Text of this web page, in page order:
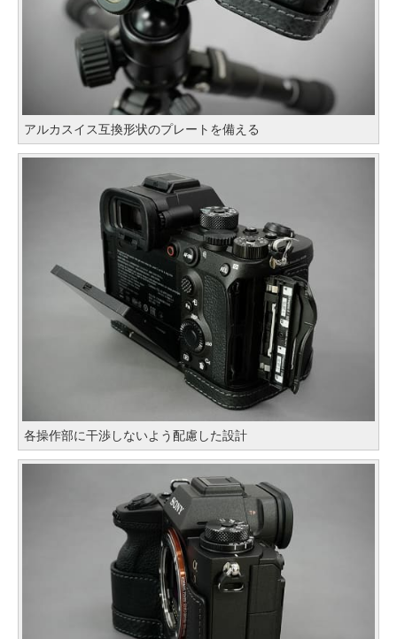
アルカスイス互換形状のプレートを備える
各操作部に干渉しないよう配慮した設計